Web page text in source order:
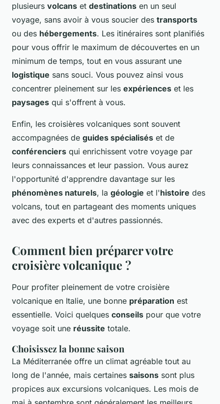
plusieurs volcans et destinations en un seul
voyage, sans avoir à vous soucier des transports
ou des hébergements. Les itinéraires sont planifiés
pour vous offrir le maximum de découvertes en un
minimum de temps, tout en vous assurant une
logistique sans souci. Vous pouvez ainsi vous
concentrer pleinement sur les expériences et les
paysages qui s'offrent à vous.
Enfin, les croisières volcaniques sont souvent
accompagnées de guides spécialisés et de
conférenciers qui enrichissent votre voyage par
leurs connaissances et leur passion. Vous aurez
l'opportunité d'apprendre davantage sur les
phénomènes naturels, la géologie et l'histoire des
volcans, tout en partageant des moments uniques
avec des experts et d'autres passionnés.
Comment bien préparer votre
croisière volcanique ?
Pour profiter pleinement de votre croisière
volcanique en Italie, une bonne préparation est
essentielle. Voici quelques conseils pour que votre
voyage soit une réussite totale.
Choisissez la bonne saison
La Méditerranée offre un climat agréable tout au
long de l'année, mais certaines saisons sont plus
propices aux excursions volcaniques. Les mois de